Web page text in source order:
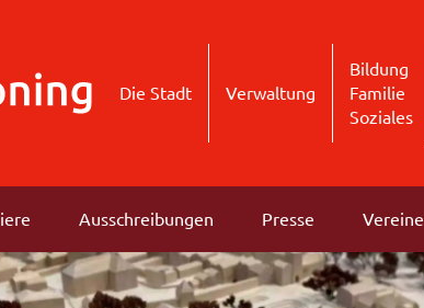
Die Stadt Verwaltung
Bildung
Familie
Soziales
Ausschreibungen Presse Vereine